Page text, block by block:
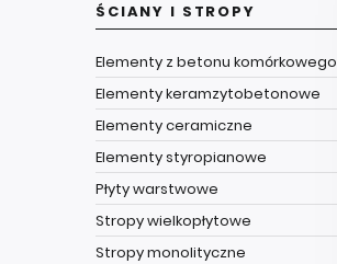
ŚCIANY I STROPY
Elementy z betonu komórkowego
Elementy keramzytobetonowe
Elementy ceramiczne
Elementy styropianowe
Płyty warstwowe
Stropy wielkopłytowe
Stropy monolityczne